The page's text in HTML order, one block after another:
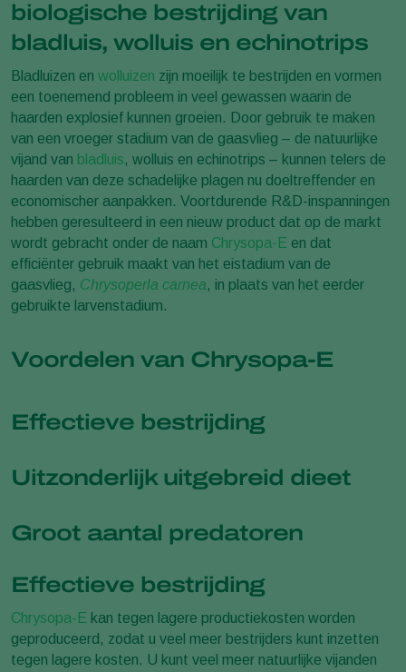
biologische bestrijding van
bladluis, wolluis en echinotrips
Bladluizen en wolluizen zijn moeilijk te bestrijden en vormen
een toenemend probleem in veel gewassen waarin de
haarden explosief kunnen groeien. Door gebruik te maken
van een vroeger stadium van de gaasvlieg – de natuurlijke
vijand van bladluis, wolluis en echinotrips – kunnen telers de
haarden van deze schadelijke plagen nu doeltreffender en
economischer aanpakken. Voortdurende R&D-inspanningen
hebben geresulteerd in een nieuw product dat op de markt
wordt gebracht onder de naam Chrysopa-E en dat
efficiënter gebruik maakt van het eistadium van de
gaasvlieg, Chrysoperla carnea, in plaats van het eerder
gebruikte larvenstadium.
Voordelen van Chrysopa-E
Effectieve bestrijding
Uitzonderlijk uitgebreid dieet
Groot aantal predatoren
Effectieve bestrijding
Chrysopa-E kan tegen lagere productiekosten worden
geproduceerd, zodat u veel meer bestrijders kunt inzetten
tegen lagere kosten. U kunt veel meer natuurlijke vijanden